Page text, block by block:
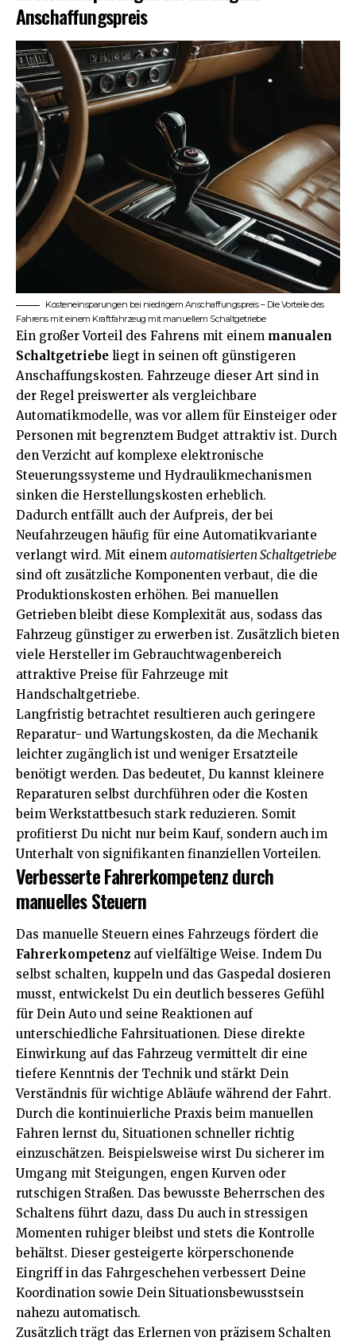
Anschaffungspreis
Kosteneinsparungen bei niedrigem Anschaffungspreis – Die Vorteile des
Fahrens mit einem Kraftfahrzeug mit manuellem Schaltgetriebe
Ein großer Vorteil des Fahrens mit einem manualen
Schaltgetriebe liegt in seinen oft günstigeren
Anschaffungskosten. Fahrzeuge dieser Art sind in
der Regel preiswerter als vergleichbare
Automatikmodelle, was vor allem für Einsteiger oder
Personen mit begrenztem Budget attraktiv ist. Durch
den Verzicht auf komplexe elektronische
Steuerungssysteme und Hydraulikmechanismen
sinken die Herstellungskosten erheblich.
Dadurch entfällt auch der Aufpreis, der bei
Neufahrzeugen häufig für eine Automatikvariante
verlangt wird. Mit einem automatisierten Schaltgetriebe
sind oft zusätzliche Komponenten verbaut, die die
Produktionskosten erhöhen. Bei manuellen
Getrieben bleibt diese Komplexität aus, sodass das
Fahrzeug günstiger zu erwerben ist. Zusätzlich bieten
viele Hersteller im Gebrauchtwagenbereich
attraktive Preise für Fahrzeuge mit
Handschaltgetriebe.
Langfristig betrachtet resultieren auch geringere
Reparatur- und Wartungskosten, da die Mechanik
leichter zugänglich ist und weniger Ersatzteile
benötigt werden. Das bedeutet, Du kannst kleinere
Reparaturen selbst durchführen oder die Kosten
beim Werkstattbesuch stark reduzieren. Somit
profitierst Du nicht nur beim Kauf, sondern auch im
Unterhalt von signifikanten finanziellen Vorteilen.
Verbesserte Fahrerkompetenz durch
manuelles Steuern
Das manuelle Steuern eines Fahrzeugs fördert die
Fahrerkompetenz auf vielfältige Weise. Indem Du
selbst schalten, kuppeln und das Gaspedal dosieren
musst, entwickelst Du ein deutlich besseres Gefühl
für Dein Auto und seine Reaktionen auf
unterschiedliche Fahrsituationen. Diese direkte
Einwirkung auf das Fahrzeug vermittelt dir eine
tiefere Kenntnis der Technik und stärkt Dein
Verständnis für wichtige Abläufe während der Fahrt.
Durch die kontinuierliche Praxis beim manuellen
Fahren lernst du, Situationen schneller richtig
einzuschätzen. Beispielsweise wirst Du sicherer im
Umgang mit Steigungen, engen Kurven oder
rutschigen Straßen. Das bewusste Beherrschen des
Schaltens führt dazu, dass Du auch in stressigen
Momenten ruhiger bleibst und stets die Kontrolle
behältst. Dieser gesteigerte körperschonende
Eingriff in das Fahrgeschehen verbessert Deine
Koordination sowie Dein Situationsbewusstsein
nahezu automatisch.
Zusätzlich trägt das Erlernen von präzisem Schalten